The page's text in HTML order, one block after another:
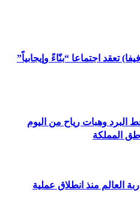
تعقد اجتماعا “بنّاءً وإيجابياً”
وهبات رياح من اليوم
المملكة
من مغاربة العالم منذ انطلاق عملية